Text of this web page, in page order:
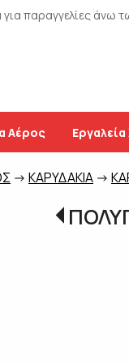
παραγγελίες άνω
Αέρος
-> ΚΑΡΥΔΑΚΙΑ ->